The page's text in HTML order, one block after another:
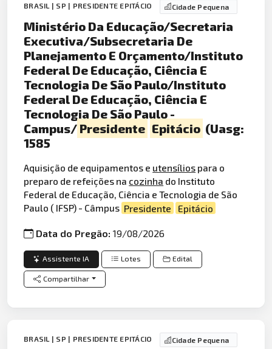
BRASIL | SP | PRESIDENTE EPITÁCIO Cidade Pequena
Ministério Da Educação/Secretaria
Executiva/Subsecretaria De
Planejamento E Orçamento/Instituto
Federal De Educação, Ciência E
Tecnologia De São Paulo/Instituto
Federal De Educação, Ciência E
Tecnologia De São Paulo -
Campus/Presidente Epitácio (Uasg:
1585
Aquisição de equipamentos e utensílios para o
preparo de refeições na cozinha do Instituto
Federal de Educação, Ciência e Tecnologia de São
Paulo ( IFSP) - Câmpus Presidente Epitácio
Data do Pregão:19/08/2026
Assistente IA Lotes Edital
Compartilhar
BRASIL | SP | PRESIDENTE EPITÁCIO Cidade Pequena